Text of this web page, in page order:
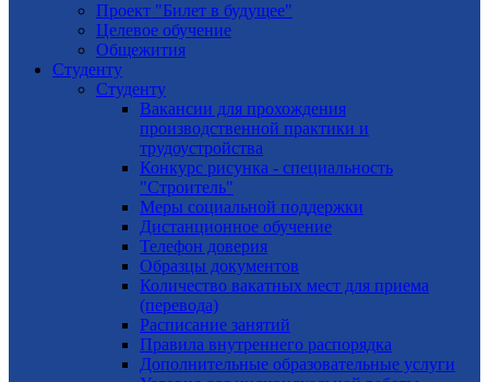
Проект "Билет в будущее"
Целевое обучение
Общежития
Студенту
Студенту
Вакансии для прохождения
производственной практики и
трудоустройства
Конкурс рисунка - специальность
"Строитель"
Меры социальной поддержки
Дистанционное обучение
Телефон доверия
Образцы документов
Количество вакатных мест для приема
(перевода)
Расписание занятий
Правила внутреннего распорядка
Дополнительные образовательные услуги